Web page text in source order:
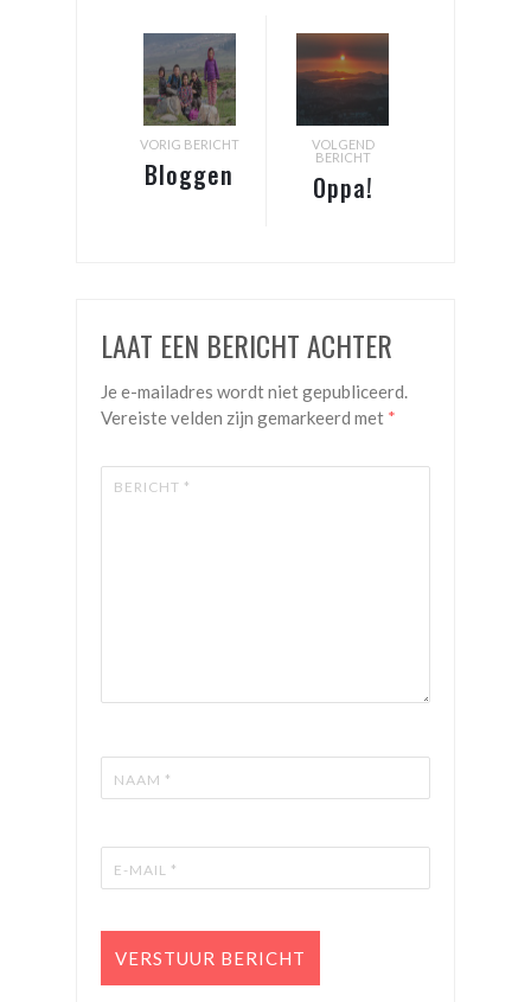
VORIG BERICHT
Bloggen
VOLGEND
BERICHT
Oppa!
LAAT EEN BERICHT ACHTER
Je e-mailadres wordt niet gepubliceerd.
Vereiste velden zijn gemarkeerd met *